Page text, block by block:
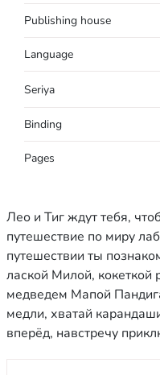
Publishing house
Language
Seriya
Binding
Pages
Лео и Тиг ждут тебя,
путешествие по миру
путешествии ты
лаской Милой,
медведем Мапой
медли, хватай
вперёд, навстречу